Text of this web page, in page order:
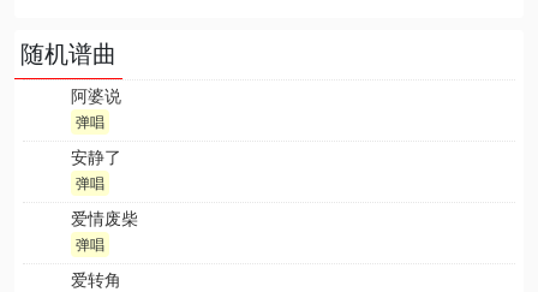
随机谱曲
阿婆说
弹唱
安静了
弹唱
爱情废柴
弹唱
爱转角